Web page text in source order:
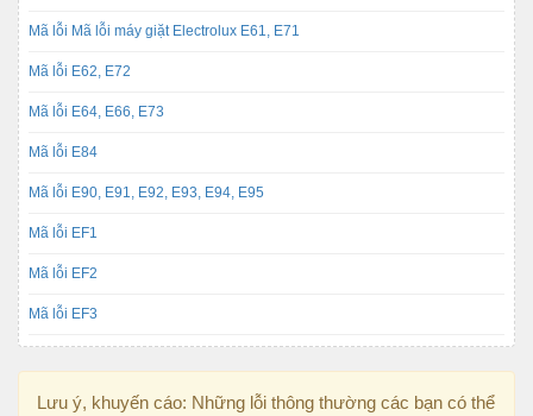
Mã lỗi Mã lỗi máy giặt Electrolux E61, E71
Mã lỗi E62, E72
Mã lỗi E64, E66, E73
Mã lỗi E84
Mã lỗi E90, E91, E92, E93, E94, E95
Mã lỗi EF1
Mã lỗi EF2
Mã lỗi EF3
Lưu ý, khuyến cáo: Những lỗi thông thường các bạn có thể